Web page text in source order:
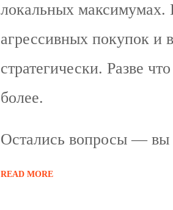
локальных
агрессивных покупок и
стратегически. Разве
более.
Остались вопросы — вы
READ MORE